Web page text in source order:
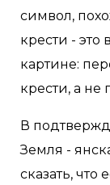
символ,
крести - это
картине:
крести, а
В
Земля -
сказать, что